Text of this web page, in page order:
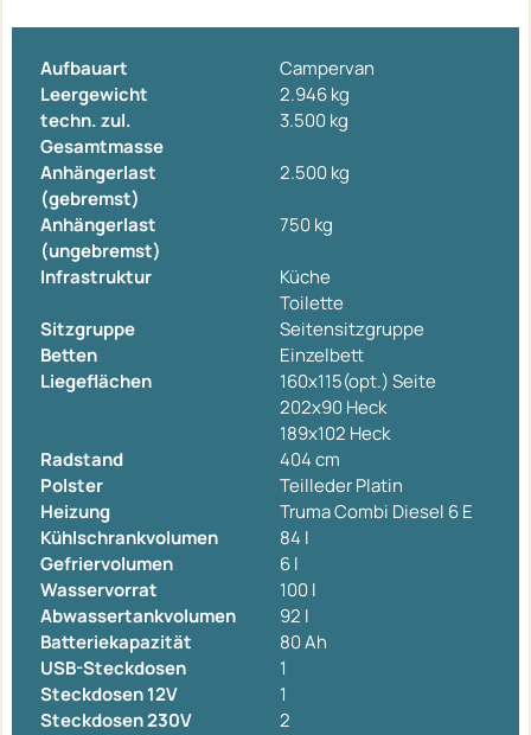
Aufbauart
Campervan
Leergewicht
2.946 kg
techn. zul.
Gesamtmasse
3.500 kg
Anhängerlast
(gebremst)
2.500 kg
Anhängerlast
(ungebremst)
750 kg
Infrastruktur
Küche
Toilette
Sitzgruppe
Seitensitzgruppe
Betten
Einzelbett
Liegeflächen
160x115(opt.) Seite
202x90 Heck
189x102 Heck
Radstand
404 cm
Polster
Teilleder Platin
Heizung
Truma Combi Diesel 6 E
Kühlschrankvolumen
84 l
Gefriervolumen
6 l
Wasservorrat
100 l
Abwassertankvolumen
92 l
Batteriekapazität
80 Ah
USB-Steckdosen
1
Steckdosen 12V
1
Steckdosen 230V
2